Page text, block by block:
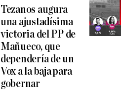
Tezanos augura
una ajustadísima
victoria del PP de
Mañueco, que
dependería de un
Vox a la baja para
gobernar